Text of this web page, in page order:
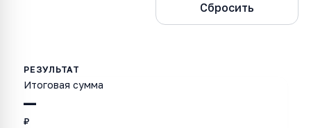
Сбросить
—
Итоговая сумма
₽